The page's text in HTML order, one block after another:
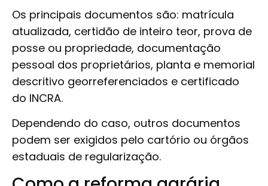
Os principais documentos são: matrícula
atualizada, certidão de inteiro teor, prova de
posse ou propriedade, documentação
pessoal dos proprietários, planta e memorial
descritivo georreferenciados e certificado
do INCRA.
Dependendo do caso, outros documentos
podem ser exigidos pelo cartório ou órgãos
estaduais de regularização.